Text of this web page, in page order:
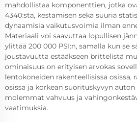
mahdollistaa komponenttien, jotka
4340:sta, kestämisen sekä suuria
dynaamisia vaikutusvoimia ilman
Materiaali voi saavuttaa lopullisen
ylittää 200 000 PSI:n, samalla kun se
joustavuutta estääkseen brittelistä
ominaisuus on erityisen arvokas
lentokoneiden rakenteellisissa osissa,
osissa ja korkean suorituskyvyn auton
molemmat vahvuus ja
vaatimuksia.